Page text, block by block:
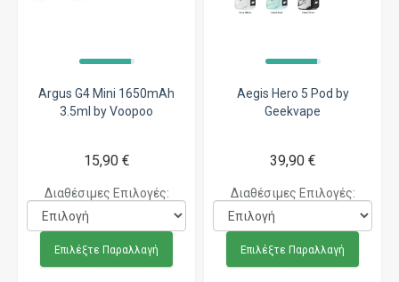
Argus G4 Mini 1650mAh
3.5ml by Voopoo
15,90 €
Διαθέσιμες Επιλογές:
Επιλέξτε Παραλλαγή
Aegis Hero 5 Pod by
Geekvape
39,90 €
Διαθέσιμες Επιλογές:
Επιλέξτε Παραλλαγή